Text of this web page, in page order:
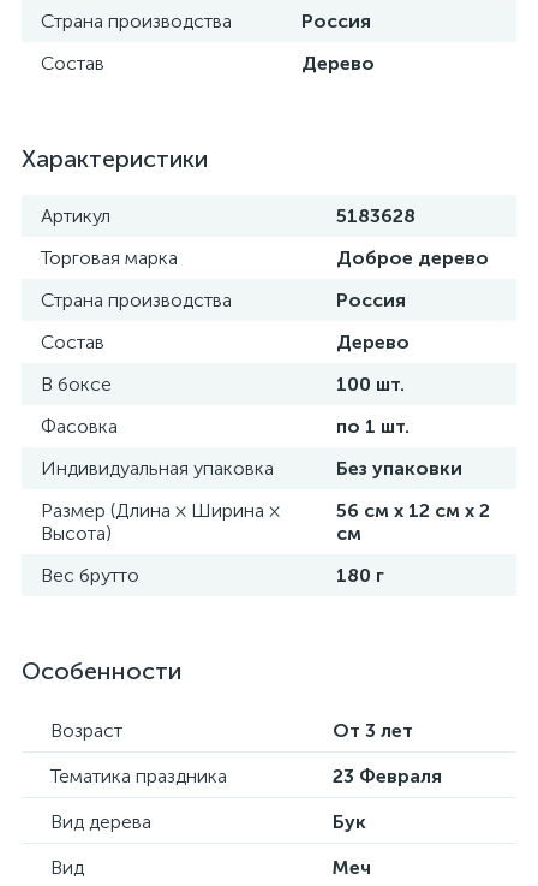
Страна производства
Россия
Состав
Дерево
Характеристики
Артикул
5183628
Торговая марка
Доброе дерево
Страна производства
Россия
Состав
Дерево
В боксе
100 шт.
Фасовка
по 1 шт.
Индивидуальная упаковка
Без упаковки
Размер (Длина × Ширина ×
Высота)
56 см х 12 см х 2
см
Вес брутто
180 г
Особенности
Возраст
От 3 лет
Тематика праздника
23 Февраля
Вид дерева
Бук
Вид
Меч